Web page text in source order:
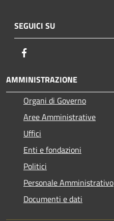
SEGUICI SU
AMMINISTRAZIONE
Organi di Governo
Aree Amministrative
Uffici
Enti e fondazioni
Politici
Personale Amministrativo
Documenti e dati